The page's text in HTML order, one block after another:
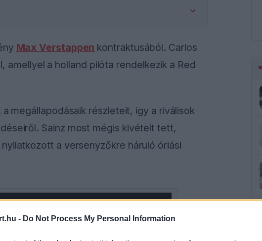
- Do Not Process My Personal Information
Max Verstappen kontraktusából. Carlos
amellyel a holland pilóta rendelkezik a Red
megállapodásaik részleteit, így a riválisok
Sainz most mégis kivételt tett,
a versenyzőkre háruló óriási
the server or network failed or because the
supported.